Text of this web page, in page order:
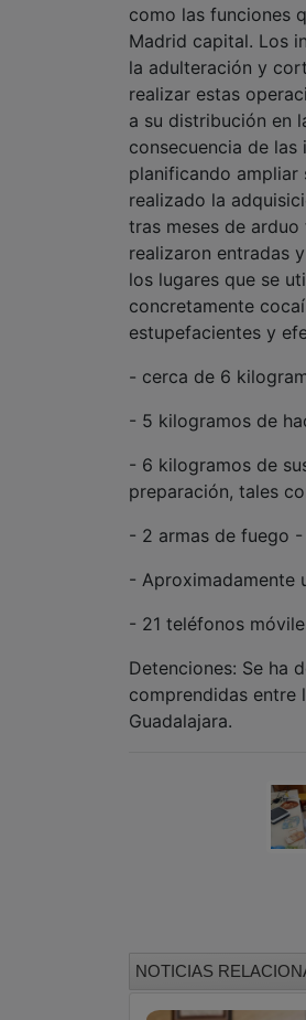
como las funciones
Madrid capital. Los
la adulteración y
realizar estas
a su distribución en
consecuencia de
planificando
realizado la
tras meses de
realizaron entradas
los lugares que se
concretamente
estupefacientes y
- cerca de 6
- 5 kilogramos de
- 6 kilogramos de
preparación, tales
- 2 armas de fuego
- Aproximadamente
- 21 teléfonos
Detenciones: Se ha
comprendidas entre
Guadalajara.
NOTICIAS